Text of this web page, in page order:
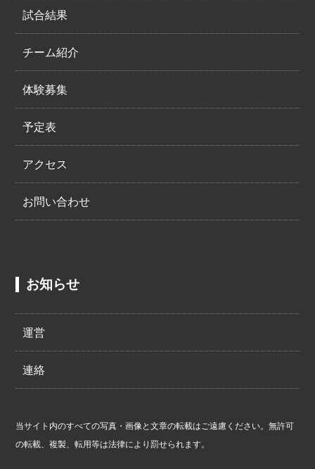
試合結果
チーム紹介
体験募集
予定表
アクセス
お問い合わせ
お知らせ
運営
連絡
当サイト内のすべての写真・画像と文章の転載はご遠慮ください。無許可
の転載、複製、転用等は法律により罰せられます。